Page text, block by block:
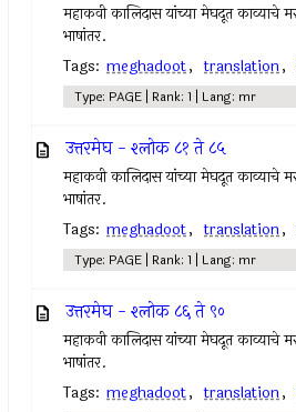
महाकवी कालिदास यांच्या मेघदूत काव्याचे
भाषांतर.
Tags: meghadoot, translation,
Type: PAGE | Rank: 1 | Lang: mr
उत्तरमेघ - श्लोक ८१ ते ८५
महाकवी कालिदास यांच्या मेघदूत काव्याचे
भाषांतर.
Tags: meghadoot, translation,
Type: PAGE | Rank: 1 | Lang: mr
उत्तरमेघ - श्लोक ८६ ते ९०
महाकवी कालिदास यांच्या मेघदूत काव्याचे
भाषांतर.
Tags: meghadoot, translation,